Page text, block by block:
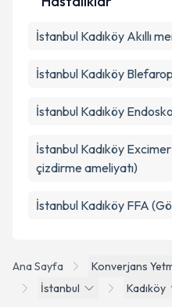
Ana Sayfa
Konverjans
İstanbul
Kadıköy
İstanbul Kadıköy Akıllı
İstanbul Kadıköy
İstanbul Kadıköy
İstanbul Kadıköy
çizdirme ameliyatı)
İstanbul Kadıköy FFA